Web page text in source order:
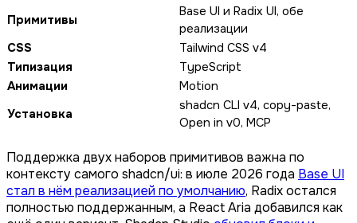
Примитивы
Base UI и Radix UI, обе
реализации
CSS
Tailwind CSS v4
Типизация
TypeScript
Анимации
Motion
Установка
shadcn CLI v4, copy-paste,
Open in v0, MCP
Поддержка двух наборов примитивов важна по
контексту самого shadcn/ui: в июле 2026 года Base UI
стал в нём реализацией по умолчанию, Radix остался
полностью поддержанным, а React Aria добавился как